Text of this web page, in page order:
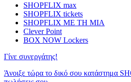
SHOPFLIX max
SHOPFLIX tickets
SHOPFLIX ΜΕ ΤΗ ΜΙΑ
Clever Point
BOX NOW Lockers
Γίνε συνεργάτης!
Άνοιξε τώρα το δικό σου κατάστημα